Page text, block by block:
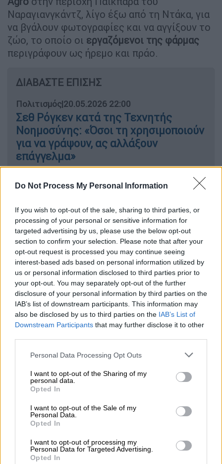
Do Not Process My Personal Information
If you wish to opt-out of the sale, sharing to third parties, or
processing of your personal or sensitive information for
targeted advertising by us, please use the below opt-out
section to confirm your selection. Please note that after your
opt-out request is processed you may continue seeing
interest-based ads based on personal information utilized by
us or personal information disclosed to third parties prior to
your opt-out. You may separately opt-out of the further
disclosure of your personal information by third parties on the
IAB’s list of downstream participants. This information may
also be disclosed by us to third parties on the IAB’s List of
Downstream Participants that may further disclose it to other
Please note that this website/app uses one or more Google
not limited to your visit or usage behaviour. You may click to
grant or deny consent to Google and its third-party tags to
use your data for below specified purposes in below Google
consent section.
Personal Data Processing Opt Outs
I want to opt-out of the Sharing of my
personal data.
Opted In
I want to opt-out of the Sale of my
Personal Data.
Opted In
I want to opt-out of processing my
Personal Data for Targeted Advertising.
Opted In
Ναραγιανγκάντζ, λίγο έξω από τη Ντάκα, για
να βγάλουν φωτογραφίες και να αγγίξουν το
ζώο, το οποίο οι εργαζόμενοι της φάρμας
περιγράφουν ως ήρεμο και πράο.
ΔΙΑΒΑΣΤΕ ΕΠΙΣΗΣ
Πολιτισμός|20.05.2026 22:00
Σεθ Ρόγκεν κατά της Τεχνητής
Νοημοσύνης: «Όσοι τη χρησιμοποιούν
για να γράψουν, ας αλλάξουν
επάγγελμα»
Κόσμος|20.05.2026 21:28
καταζητούμενους κακοποιούς της
Ευρώπης - Ο Τούρκος και το
στέλεχος της Καμόρα
ιδιοκτήτης της φάρμας, Ζιαουντίν
Μρίντχα, ανέφερε ότι αγόρασε τον βούβαλο
από μια αγορά ζώων στο Ρατζσάχι πριν από
περίπου 10 μήνες. Το όνομα, μάλιστα, ήταν
ιδέα του μικρότερου αδελφού του. «Ο
μικρός μου αδελφός τού έδωσε
αστειευόμενος το όνομα Ντόναλντ Τραμπ,
μόλις είδε το τρίχωμα στο κεφάλι του»,
δήλωσε ο ίδιος.
Ο βούβαλος έχει τραβήξει πάνω του τα
βλέμματα ενόψει της
στις 27 Μαΐου, ημέρα κατά την οποία οι